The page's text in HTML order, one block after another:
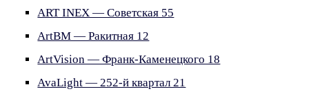
ART INEX — Советская 55
ArtBM — Ракитная 12
ArtVision — Франк-Каменецкого 18
AvaLight — 252-й квартал 21